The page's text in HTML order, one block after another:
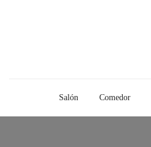
Salón Comedor